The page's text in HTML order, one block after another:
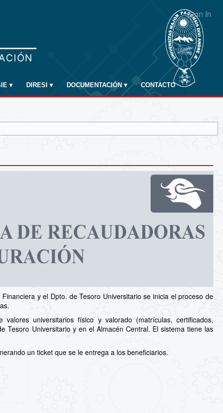
Sign In
▾ DIRESI ▾ DOCUMENTACIÓN ▾ CONTACTO
y el Dpto. de Tesoro Universitario se inicia el proceso de
universitarios físico y valorado (matrículas, certificados,
Tesoro Universitario y en el Almacén Central. El sistema tiene las
un ticket que se le entrega a los beneficiarios.